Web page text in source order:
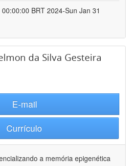
BRT 2024-Sun Jan 31
da Silva Gesteira
E-mail
Currículo
a memória epigenética